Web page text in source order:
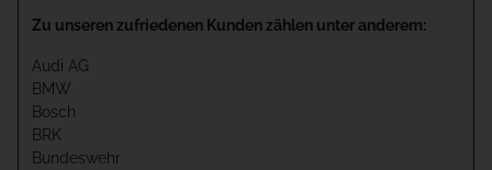
Zu unseren zufriedenen Kunden zählen unter anderem:
Audi AG
BMW
Bosch
BRK
Bundeswehr